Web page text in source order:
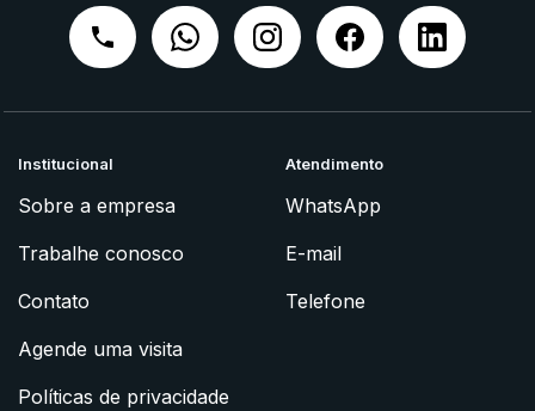
Institucional
Sobre a empresa
Trabalhe conosco
Contato
Agende uma visita
Políticas de privacidade
Atendimento
WhatsApp
E-mail
Telefone